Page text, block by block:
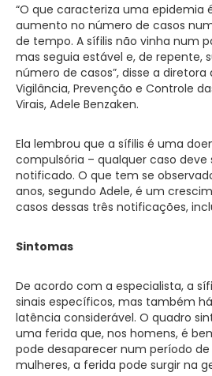
“O que caracteriza uma epidemia
aumento no número de casos
de tempo. A sífilis não vinha num
mas seguia estável e, de repente,
número de casos”, disse a
Vigilância, Prevenção e Controle
Virais, Adele Benzaken.
Ela lembrou que a sífilis é uma
compulsória – qualquer caso
notificado. O que tem se
anos, segundo Adele, é um
casos dessas três notificações,
Sintomas
De acordo com a especialista, a
sinais específicos, mas também
latência considerável. O quadro
uma ferida que, nos homens, é
pode desaparecer num período de
mulheres, a ferida pode surgir na